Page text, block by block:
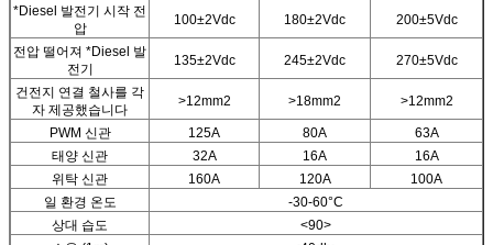
*Diesel 발전기 시작 전
압
100±2Vdc 180±2Vdc 200±5Vdc
전압 떨어져 *Diesel 발
전기
135±2Vdc 245±2Vdc 270±5Vdc
건전지 연결 철사를 각
자 제공했습니다
>12mm2 >18mm2 >12mm2
PWM 신관 125A 80A
63A
태양 신관
32A 16A
16A
위탁 신관
160A 120A
100A
일 환경 온도
-30-60°C
상대 습도
<90>